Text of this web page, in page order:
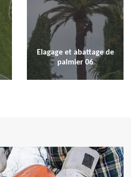
Elagage et abattage de
palmier 06